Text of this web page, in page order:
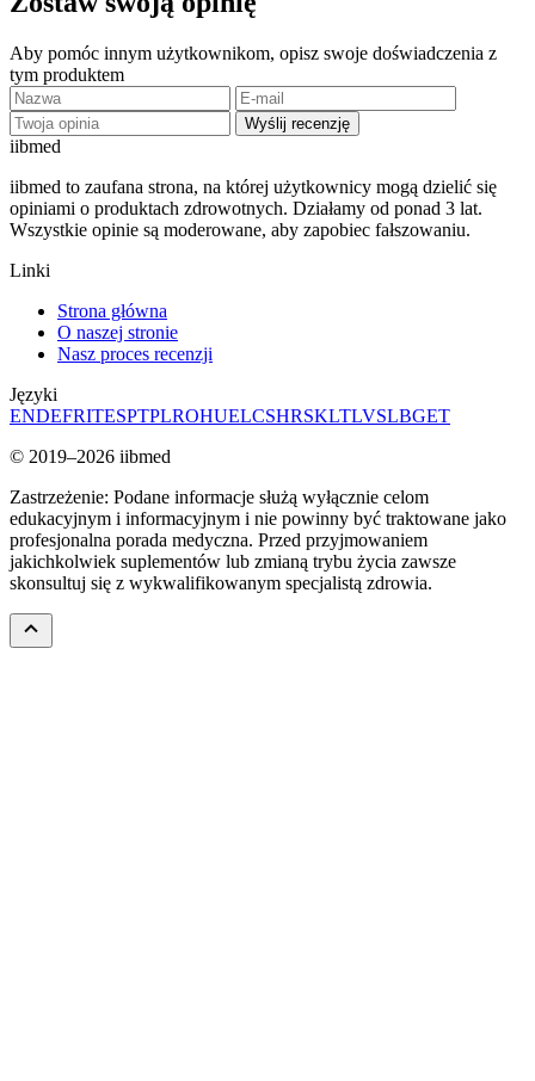
Aby pomóc innym użytkownikom, opisz swoje doświadczenia z
tym produktem
Wyślij recenzję
iibmed
iibmed to zaufana strona, na której użytkownicy mogą dzielić się
opiniami o produktach zdrowotnych. Działamy od ponad 3 lat.
Wszystkie opinie są moderowane, aby zapobiec fałszowaniu.
Linki
Strona główna
O naszej stronie
Nasz proces recenzji
Języki
ENDEFRITESPTPLROHUELCSHRSKLTLVSLBGET
© 2019–2026 iibmed
Zastrzeżenie: Podane informacje służą wyłącznie celom
edukacyjnym i informacyjnym i nie powinny być traktowane jako
profesjonalna porada medyczna. Przed przyjmowaniem
jakichkolwiek suplementów lub zmianą trybu życia zawsze
skonsultuj się z wykwalifikowanym specjalistą zdrowia.